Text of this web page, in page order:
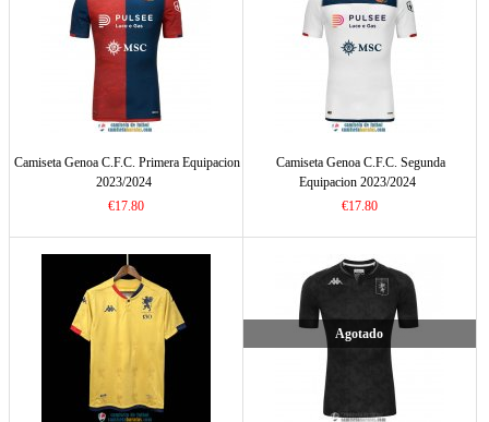
Camiseta Genoa C.F.C. Primera Equipacion
2023/2024
€17.80
Camiseta Genoa C.F.C. Segunda
Equipacion 2023/2024
€17.80
Agotado